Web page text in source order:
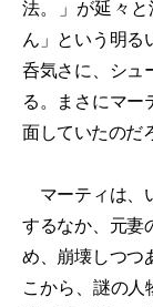
法。」が延々
ん」という明る
呑気さに、シュ
る。まさにマー
面していたのだ
マーティは、
するなか、元妻
め、崩壊しつつ
こから、謎の人